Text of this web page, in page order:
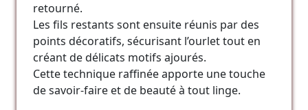
retourné.
Les fils restants sont ensuite réunis par des
points décoratifs, sécurisant l’ourlet tout en
créant de délicats motifs ajourés.
Cette technique raffinée apporte une touche
de savoir-faire et de beauté à tout linge.